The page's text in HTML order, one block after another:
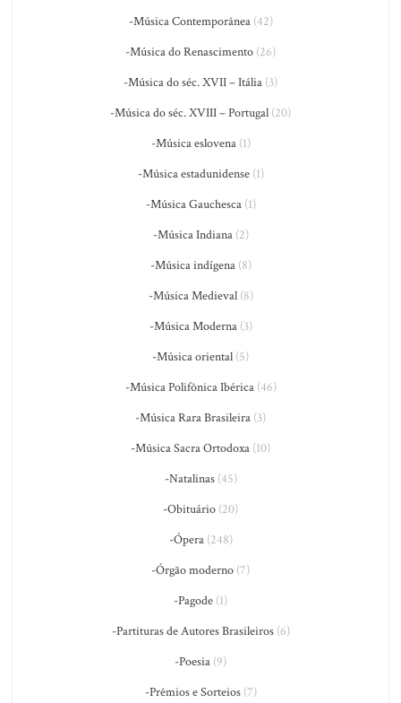
-Música Contemporânea(42)
-Música do Renascimento (26)
-Música do séc. XVII – Itália (3)
-Música do séc. XVIII – Portugal (20)
-Música eslovena(1)
-Música estadunidense(1)
-Música Gauchesca(1)
-Música Indiana(2)
-Música indígena(8)
-Música Medieval(8)
-Música Moderna(3)
-Música oriental (5)
-Música Polifônica Ibérica(46)
-Música Rara Brasileira (3)
-Música Sacra Ortodoxa (10)
-Natalinas(45)
-Obituário (20)
-Ópera(248)
-Órgão moderno (7)
-Pagode (1)
-Partituras de Autores Brasileiros(6)
-Poesia (9)
-Prêmios e Sorteios(7)